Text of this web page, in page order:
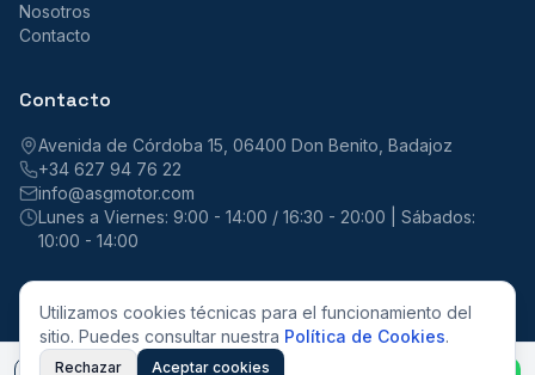
Nosotros
Contacto
Contacto
Avenida de Córdoba 15, 06400 Don Benito, Badajoz
+34 627 94 76 22
info@asgmotor.com
Lunes a Viernes: 9:00 - 14:00 / 16:30 - 20:00 | Sábados:
10:00 - 14:00
©2026ASG Motor. Todos los derechos reservados.
Aviso LegalPrivacidad
Utilizamos cookies técnicas para el funcionamiento del
sitio. Puedes consultar nuestra Política de Cookies.
Rechazar Aceptar cookies